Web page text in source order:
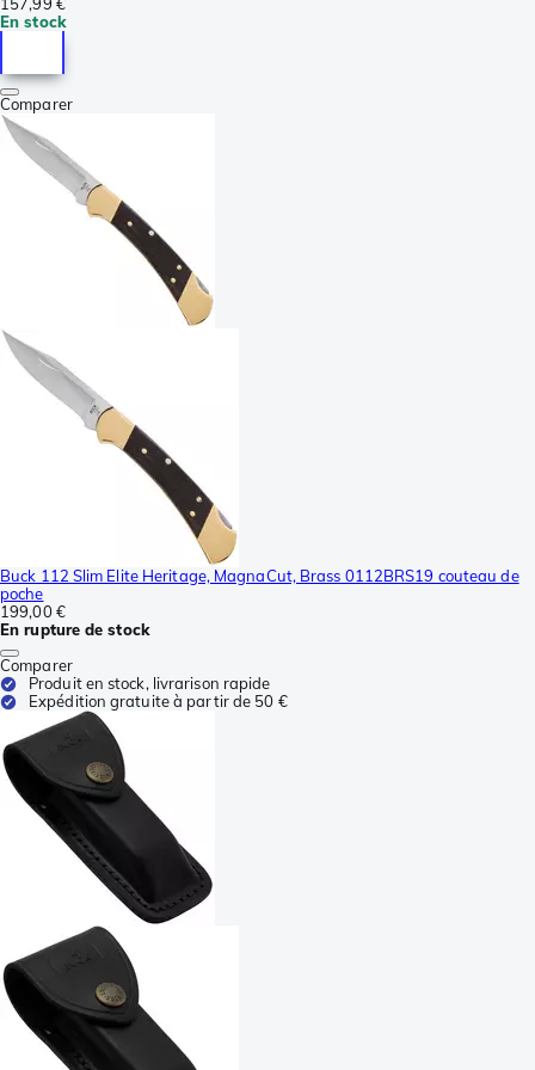
157,99 €
En stock
Comparer
Buck 112 Slim Elite Heritage, MagnaCut, Brass 0112BRS19 couteau de
poche
199,00 €
En rupture de stock
Comparer
Produit en stock, livrarison rapide
Expédition gratuite à partir de 50 €